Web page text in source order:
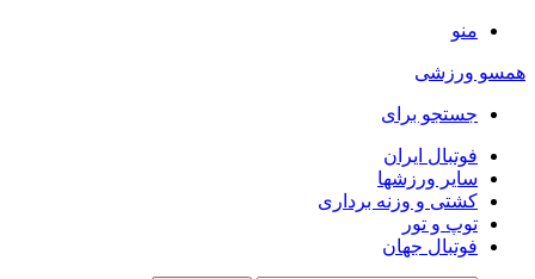
منو
همسو ورزشی
جستجو برای
فوتبال ایران
سایر ورزشها
کشتی و وزنه برداری
توپ و تور
فوتبال جهان